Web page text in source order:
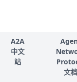
A2A
中文
站
文档